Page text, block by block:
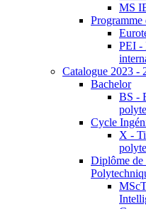
MS
Programme
PEI -
Catalogue 2023 -
Bachelor
BS -
Cycle
X -
Diplôme de